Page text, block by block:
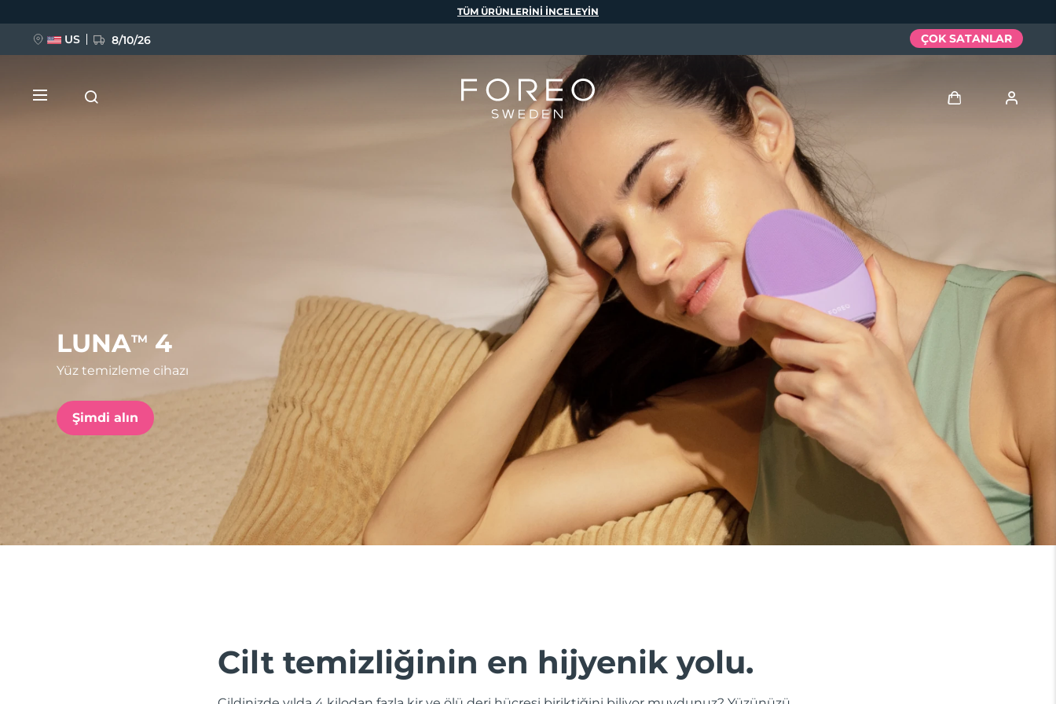
LUNATM 4
Yüz temizleme cihazı
Şimdi alın
Cilt temizliğinin en hijyenik yolu.
TÜM ÜRÜNLERINI INCELEYIN
US 8/10/26 ÇOK SATANLAR
Siparişlerim
Adresim
Aboneliklerim
issa™ Teeth Whitening Set
FAQ™ Dual LED Panel
POPÜLER